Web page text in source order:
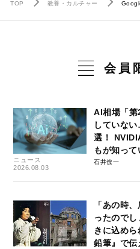
TOP 教養・カルチャー
会員
ニュース
2026.08.03
AI相場「第
していな
選！
もが知っ
石井僚一
「あの時
ったので
きに込め
鉛筆』で伝